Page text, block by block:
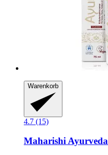
Warenkorb
4.7 (15)
Maharishi Ayurveda